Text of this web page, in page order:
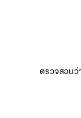
ตรวจสอบว่